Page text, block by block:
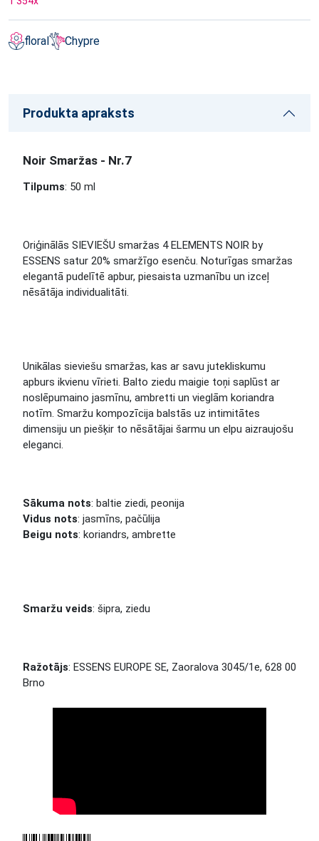
floral Chypre
Produkta apraksts
Noir Smaržas - Nr.7
Tilpums: 50 ml
Oriģinālās SIEVIEŠU smaržas 4 ELEMENTS NOIR by
ESSENS satur 20% smaržīgo esenču. Noturīgas smaržas
elegantā pudelītē apbur, piesaista uzmanību un izceļ
nēsātāja individualitāti.
Unikālas sieviešu smaržas, kas ar savu jutekliskumu
apburs ikvienu vīrieti. Balto ziedu maigie toņi saplūst ar
noslēpumaino jasmīnu, ambretti un vieglām koriandra
notīm. Smaržu kompozīcija balstās uz intimitātes
dimensiju un piešķir to nēsātājai šarmu un elpu aizraujošu
eleganci.
Sākuma nots: baltie ziedi, peonija
Vidus nots: jasmīns, pačūlija
Beigu nots: koriandrs, ambrette
Smaržu veids: šipra, ziedu
Ražotājs: ESSENS EUROPE SE, Zaoralova 3045/1e, 628 00
Brno